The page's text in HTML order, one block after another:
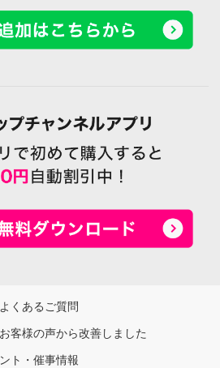
よくあるご質問
お客様の声から改善しました
ト・催事情報